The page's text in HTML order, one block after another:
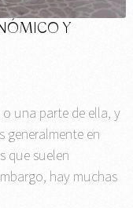
Y
una parte de ella, y
generalmente en
que suelen
hay muchas